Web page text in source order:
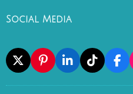
Social Media
X
P
I
N
L
I
N
T
I
K
F
A
C